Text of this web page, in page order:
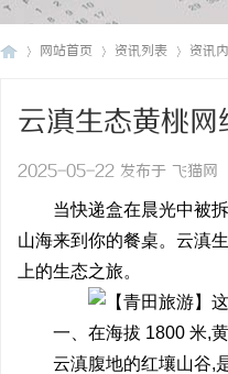
网站首页 资讯列表 资讯
云滇生态黄桃
2025-05-22 发布于 飞猫网
当快递盒在晨光中被
山海来到你的餐桌。云滇
上的生态之旅。
一、在海拔 1800 米,
云滇腹地的红壤山谷,